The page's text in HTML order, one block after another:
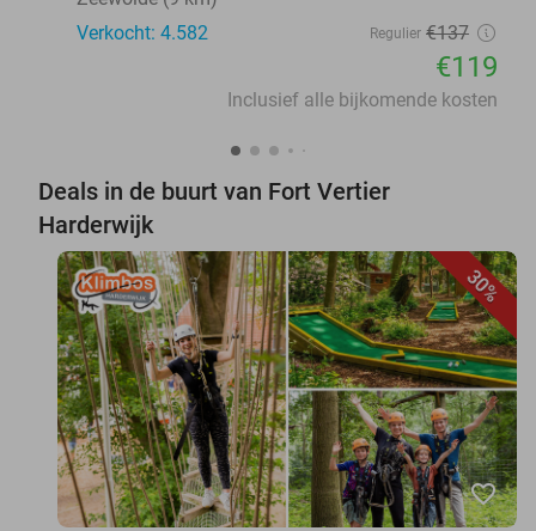
Verkocht: 4.582
Regulier €137
€119
Inclusief alle bijkomende kosten
Deals in de buurt van Fort Vertier
Harderwijk
30%
favorite_border